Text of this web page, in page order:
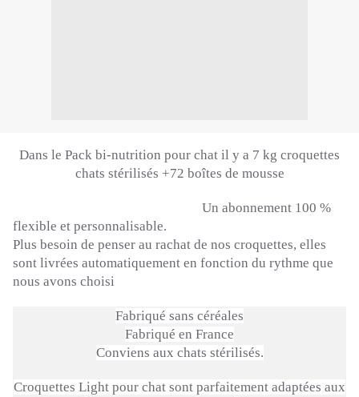
Dans le Pack bi-nutrition pour chat il y a 7 kg croquettes
chats stérilisés +72 boîtes de mousse
Un abonnement 100 %
flexible et personnalisable.
Plus besoin de penser au rachat de nos croquettes, elles
sont livrées automatiquement en fonction du rythme que
nous avons choisi
Fabriqué sans céréales
Fabriqué en France
Conviens aux chats stérilisés.
Croquettes Light pour chat sont parfaitement adaptées aux